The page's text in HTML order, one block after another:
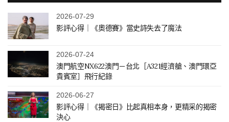
2026-07-29
影評心得｜《奧德賽》當史詩失去了魔法
2026-07-24
澳門航空NX622澳門－台北［A321經濟艙、澳門環亞
貴賓室］飛行紀錄
2026-06-27
影評心得｜《揭密日》比起真相本身，更精采的揭密
決心